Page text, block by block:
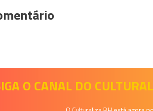
O CANAL DO